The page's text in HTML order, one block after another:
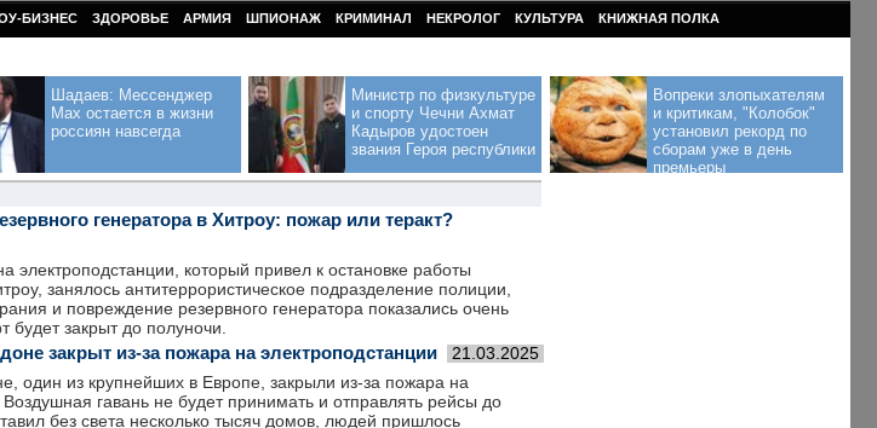
БИЗНЕС ЗДОРОВЬЕ АРМИЯ ШПИОНАЖ КРИМИНАЛ НЕКРОЛОГ КУЛЬТУРА КНИЖНАЯ ПОЛКА
Шадаев: Мессенджер
Max остается в жизни
россиян навсегда
Министр по физкультуре
и спорту Чечни Ахмат
Кадыров удостоен
звания Героя республики
Вопреки злопыхателям
и критикам, "Колобок"
установил рекорд по
сборам уже в день
премьеры
генератора в Хитроу: пожар или теракт?
электроподстанции, который привел к остановке работы
занялось антитеррористическое подразделение полиции,
и повреждение резервного генератора показались очень
будет закрыт до полуночи.
закрыт из-за пожара на электроподстанции 21.03.2025
один из крупнейших в Европе, закрыли из-за пожара на
гавань не будет принимать и отправлять рейсы до
без света несколько тысяч домов, людей пришлось